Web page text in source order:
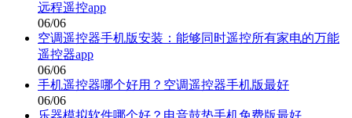
远程遥控app
06/06
空调遥控器手机版安装：能够同时遥控所有家电的万能
遥控器app
06/06
手机遥控器哪个好用？空调遥控器手机版最好
06/06